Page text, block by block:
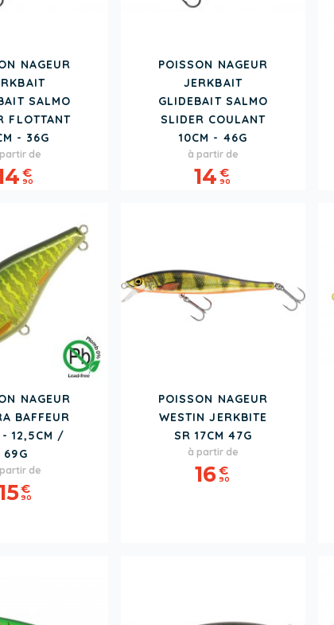
NAGEUR
SALMO
FLOTTANT
- 36G
de
€
90
POISSON NAGEUR
JERKBAIT
GLIDEBAIT SALMO
SLIDER COULANT
10CM - 46G
Prix
à partir de
14 €
90
NAGEUR
BAFFEUR
- 12,5CM /
69G
de
€
90
POISSON NAGEUR
WESTIN JERKBITE
SR 17CM 47G
Prix
à partir de
16€
90